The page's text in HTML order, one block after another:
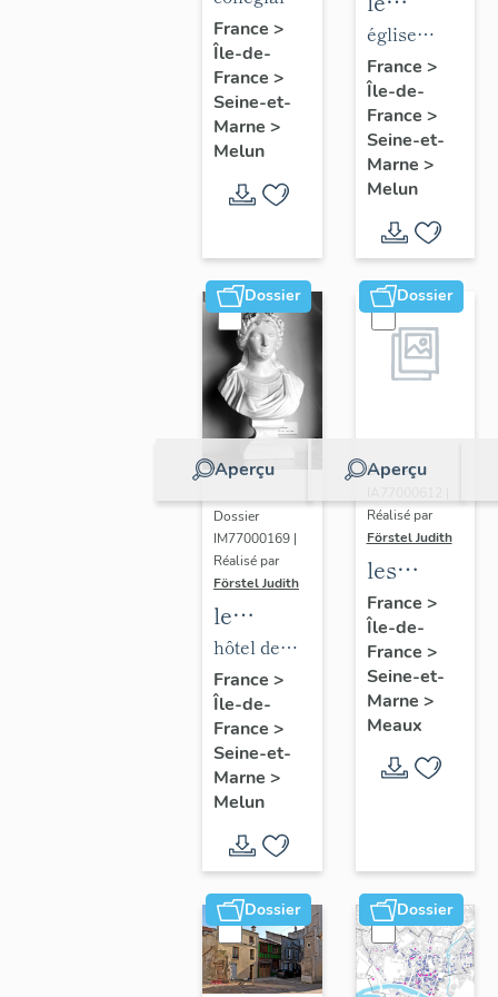
de la
collégiale
Notre-
Dame
Notre-
Dame
France >
Île-de-
France >
Seine-et-
Marne >
Melun
mobilier
de
l'église
Saint-
Aspais
église
paroissiale
Saint-
Aspais
France >
Île-de-
France >
Seine-et-
Marne >
Melun
Dossier
Aperçu
Dossier
IM77000169 |
Réalisé par
Förstel Judith
le
mobilier
de l'hôtel
de ville
hôtel de
ville
France >
Île-de-
France >
Seine-et-
Marne >
Melun
Dossier
Aperçu
Dossier
Réalisé par
Förstel Judith
les
maisons
et
immeubles
de
Meaux
France >
Île-de-
France >
Seine-et-
Marne >
Meaux
Dossier Dossier